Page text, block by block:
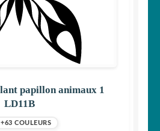
papillon animaux 1
LD11B
+63 COULEURS